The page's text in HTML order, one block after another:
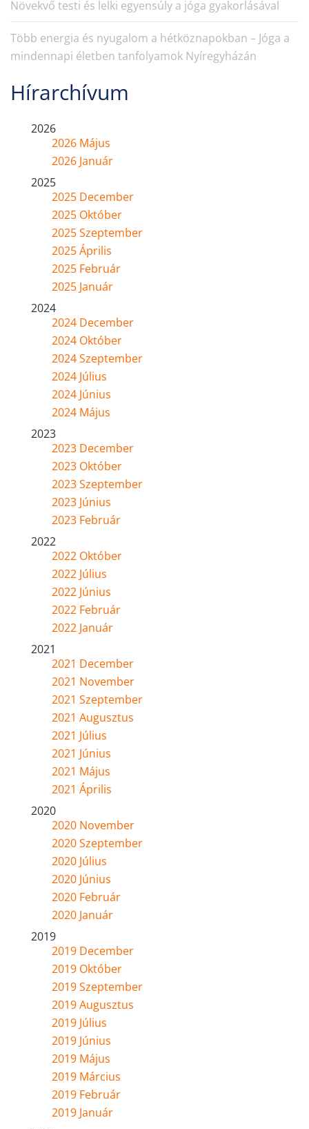
Növekvő testi és lelki egyensúly a jóga gyakorlásával
Több energia és nyugalom a hétköznapokban – Jóga a
mindennapi életben tanfolyamok Nyíregyházán
Hírarchívum
2026
2026 Május
2026 Január
2025
2025 December
2025 Október
2025 Szeptember
2025 Április
2025 Február
2025 Január
2024
2024 December
2024 Október
2024 Szeptember
2024 Július
2024 Június
2024 Május
2023
2023 December
2023 Október
2023 Szeptember
2023 Június
2023 Február
2022
2022 Október
2022 Július
2022 Június
2022 Február
2022 Január
2021
2021 December
2021 November
2021 Szeptember
2021 Augusztus
2021 Július
2021 Június
2021 Május
2021 Április
2020
2020 November
2020 Szeptember
2020 Július
2020 Június
2020 Február
2020 Január
2019
2019 December
2019 Október
2019 Szeptember
2019 Augusztus
2019 Július
2019 Június
2019 Május
2019 Március
2019 Február
2019 Január